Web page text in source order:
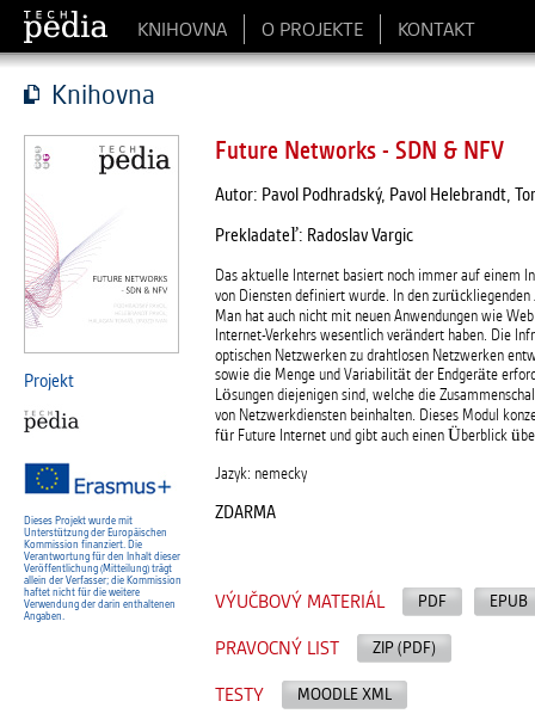
KNIHOVNA O PROJEKTE KONTAKT
Knihovna
Projekt
Dieses Projekt wurde mit
Unterstützung der Europäischen
Kommission finanziert. Die
Verantwortung für den Inhalt dieser
Veröffentlichung (Mitteilung) trägt
allein der Verfasser; die Kommission
haftet nicht für die weitere
Verwendung der darin enthaltenen
Angaben.
Future Networks - SDN & NFV
Autor: Pavol Podhradský, Pavol Helebrandt,
Prekladateľ: Radoslav Vargic
Das aktuelle Internet basiert noch immer auf einem
von Diensten definiert wurde. In den
Man hat auch nicht mit neuen Anwendungen wie
Internet-Verkehrs wesentlich verändert haben. Die
optischen Netzwerken zu drahtlosen Netzwerken
sowie die Menge und Variabilität der Endgeräte
Lösungen diejenigen sind, welche die
von Netzwerkdiensten beinhalten. Dieses Modul
für Future Internet und gibt auch einen Überblick
Jazyk: nemecky
ZDARMA
VÝUČBOVÝ MATERIÁL PDF EPUB
PRAVOCNÝ LIST ZIP (PDF)
TESTY MOODLE XML